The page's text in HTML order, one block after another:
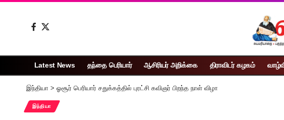
Latest News தந்தை பெரியார் ஆசிரியர் அறிக்கை திராவிடர் கழகம்
இந்தியா > ஓசூர் பெரியார் சதுக்கத்தில் புரட்சி கவிஞர் பிறந்த நாள் விழா
இந்தியா